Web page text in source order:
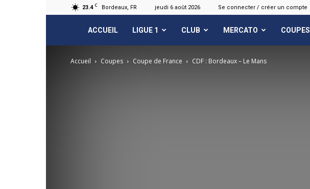
23.4 C Bordeaux, FR jeudi 6 août 2026 Se connecter / créer un compte
FCGB.net
ACCUEIL LIGUE 1 CLUB MERCATO COUPES
Accueil Coupes Coupe de France CDF : Bordeaux – Le Mans